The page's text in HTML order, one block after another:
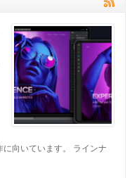
向いています。 ラインナ